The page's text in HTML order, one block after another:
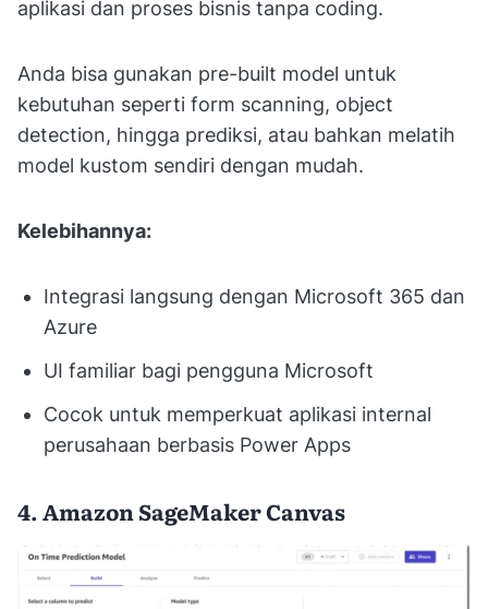
aplikasi dan proses bisnis tanpa coding.
Anda bisa gunakan pre-built model untuk
kebutuhan seperti form scanning, object
detection, hingga prediksi, atau bahkan melatih
model kustom sendiri dengan mudah.
Kelebihannya:
Integrasi langsung dengan Microsoft 365 dan
Azure
UI familiar bagi pengguna Microsoft
Cocok untuk memperkuat aplikasi internal
perusahaan berbasis Power Apps
4. Amazon SageMaker Canvas